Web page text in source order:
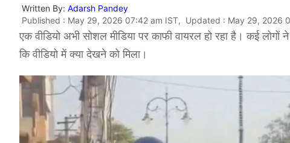
Written By: Adarsh Pandey
Published : May 29, 2026 07:42 am IST, Updated : May 29, 2026
एक वीडियो अभी सोशल मीडिया पर काफी वायरल हो रहा है। कई
कि वीडियो में क्या देखने को मिला।